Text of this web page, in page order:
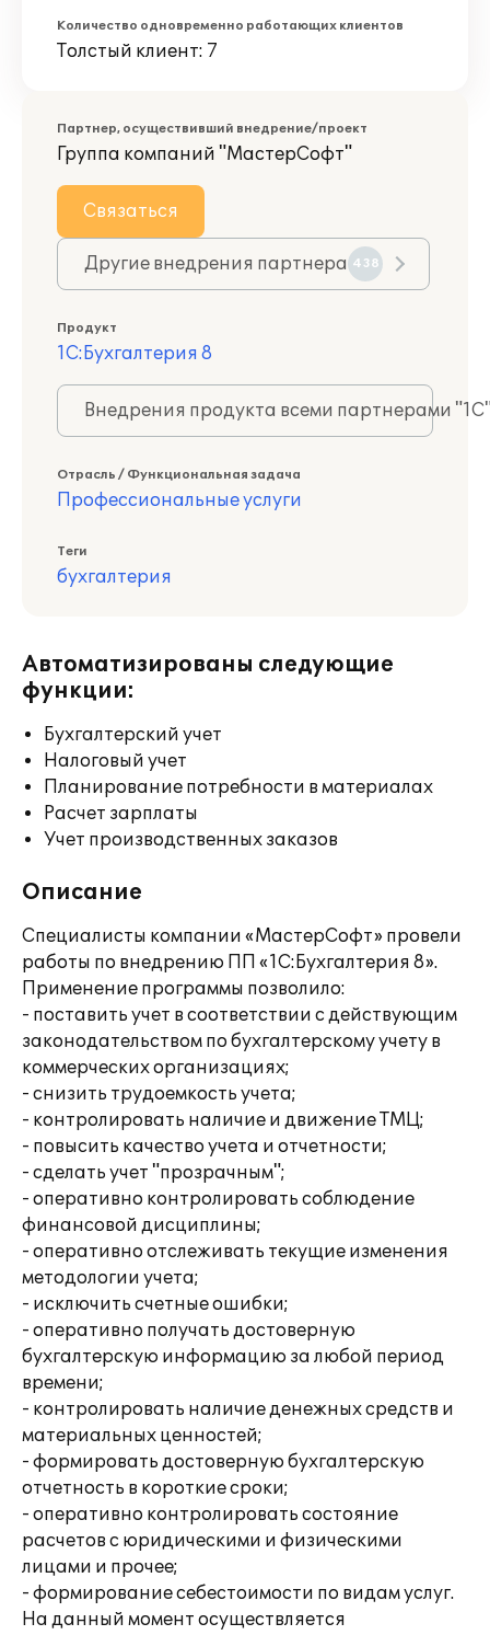
Количество одновременно работающих клиентов
Толстый клиент: 7
Партнер, осуществивший внедрение/проект
Группа компаний "МастерСофт"
Связаться
Другие внедрения партнера 438
Продукт
1С:Бухгалтерия 8
Внедрения продукта всеми партнерами
Отрасль / Функциональная задача
Профессиональные услуги
Теги
бухгалтерия
Автоматизированы следующие
функции:
Бухгалтерский учет
Налоговый учет
Планирование потребности в материалах
Расчет зарплаты
Учет производственных заказов
Описание
Специалисты компании «МастерСофт» провели
работы по внедрению ПП «1С:Бухгалтерия 8».
Применение программы позволило:
- поставить учет в соответствии с действующим
законодательством по бухгалтерскому учету в
коммерческих организациях;
- снизить трудоемкость учета;
- контролировать наличие и движение ТМЦ;
- повысить качество учета и отчетности;
- сделать учет "прозрачным";
- оперативно контролировать соблюдение
финансовой дисциплины;
- оперативно отслеживать текущие изменения
методологии учета;
- исключить счетные ошибки;
- оперативно получать достоверную
бухгалтерскую информацию за любой период
времени;
- контролировать наличие денежных средств и
материальных ценностей;
- формировать достоверную бухгалтерскую
отчетность в короткие сроки;
- оперативно контролировать состояние
расчетов с юридическими и физическими
лицами и прочее;
- формирование себестоимости по видам услуг.
На данный момент осуществляется